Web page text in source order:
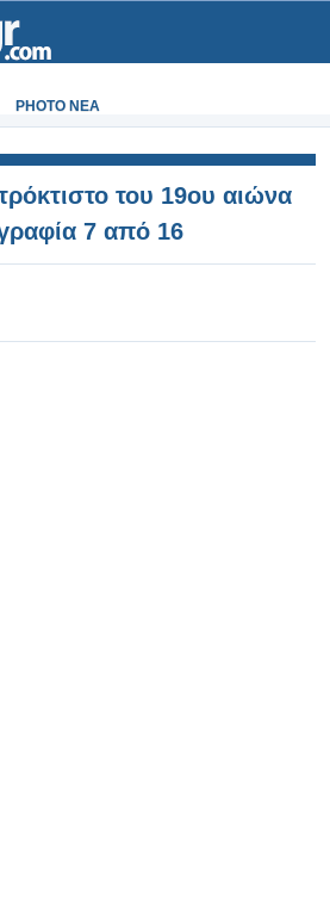
PHOTO NEA
του 19ου αιώνα
7 από 16